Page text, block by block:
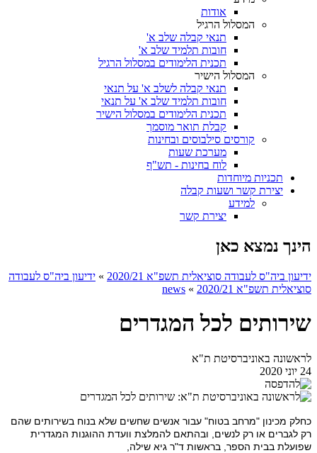
אודות
המסלול הרגיל
תנאי קבלה שלב א'
חובות תלמיד שלב א'
תכנית הלימודים במסלול הרגיל
המסלול הישיר
תנאי קבלה לשלב א' על תנאי
חובות תלמיד שלב א' על תנאי
תכנית הלימודים במסלול הישיר
קבלת תואר מוסמך
קורסים סילבוסים ובחינות
מערכת שעות
לוח בחינות - תש"ף
תכניות מיוחדות
יצירת קשר ושעות קבלה
למידע
יצירת קשר
הינך נמצא כאן
ידיעון ביה"ס לעבודה סוציאלית תשפ"א 2020/21 » ידיעון ביה"ס לעבודה
סוציאלית תשפ"א 2020/21
»
news
שירותים לכל המגדרים
לראשונה באוניברסיטת ת"א
24 יוני 2020
כחלק מכינון "מרחב בטוח" עבור אנשים שחשים שלא בנוח בשירותים שהם
רק לגברים או רק לנשים, ובהתאם להמלצת וועדת ההוגנות המגדרית
שפועלת בבית הספר, בראשות ד"ר גיא שילה,